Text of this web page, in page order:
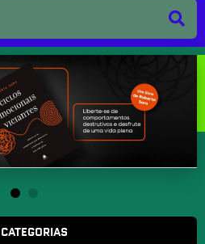
CATEGORIAS